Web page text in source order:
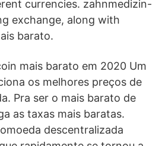
currencies. zahnmedizin-
exchange, along with
barato.
mais barato em 2020 Um
os melhores preços de
Pra ser o mais barato de
as taxas mais baratas.
descentralizada